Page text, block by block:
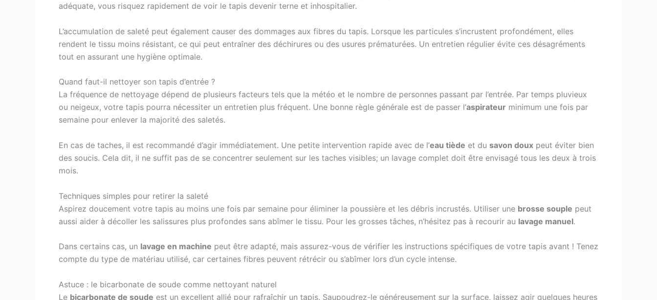
adéquate, vous risquez rapidement de voir le tapis devenir terne et inhospitalier.
L’accumulation de saleté peut également causer des dommages aux fibres du tapis. Lorsque les particules s’incrustent profondément, elles
rendent le tissu moins résistant, ce qui peut entraîner des déchirures ou des usures prématurées. Un entretien régulier évite ces désagréments
tout en assurant une hygiène optimale.
Quand faut-il nettoyer son tapis d’entrée ?
La fréquence de nettoyage dépend de plusieurs facteurs tels que la météo et le nombre de personnes passant par l’entrée. Par temps pluvieux
ou neigeux, votre tapis pourra nécessiter un entretien plus fréquent. Une bonne règle générale est de passer l’aspirateur minimum une fois par
semaine pour enlever la majorité des saletés.
En cas de taches, il est recommandé d’agir immédiatement. Une petite intervention rapide avec de l’eau tiède et du savon doux peut éviter bien
des soucis. Cela dit, il ne suffit pas de se concentrer seulement sur les taches visibles; un lavage complet doit être envisagé tous les deux à trois
mois.
Techniques simples pour retirer la saleté
Aspirez doucement votre tapis au moins une fois par semaine pour éliminer la poussière et les débris incrustés. Utiliser une brosse souple peut
aussi aider à décoller les salissures plus profondes sans abîmer le tissu. Pour les grosses tâches, n’hésitez pas à recourir au lavage manuel.
Dans certains cas, un lavage en machine peut être adapté, mais assurez-vous de vérifier les instructions spécifiques de votre tapis avant ! Tenez
compte du type de matériau utilisé, car certaines fibres peuvent rétrécir ou s’abîmer lors d’un cycle intense.
Astuce : le bicarbonate de soude comme nettoyant naturel
Le bicarbonate de soude est un excellent allié pour rafraîchir un tapis. Saupoudrez-le généreusement sur la surface, laissez agir quelques heures